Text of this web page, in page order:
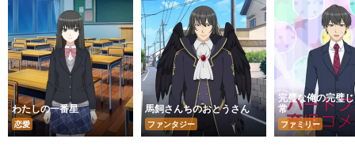
わたしの一番星
恋愛
馬飼さんちのおとうさん
ファンタジー
完璧な俺の完璧
常
ファミリー